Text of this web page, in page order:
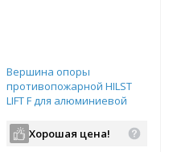
Вершина опоры
противопожарной HILST
LIFT F для алюминиевой
Хорошая цена!